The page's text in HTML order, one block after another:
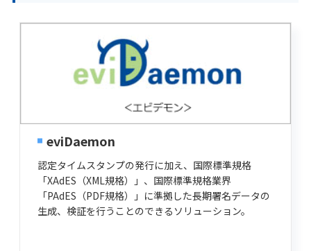
eviDaemon
認定タイムスタンプの発行に加え、国際標準規格
「XAdES（XML規格）」、国際標準規格業界
「PAdES（PDF規格）」に準拠した長期署名データの
生成、検証を行うことのできるソリューション。